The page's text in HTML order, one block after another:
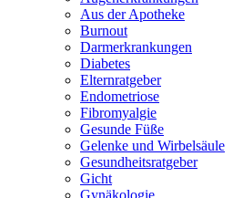
Aus der Apotheke
Burnout
Darmerkrankungen
Diabetes
Elternratgeber
Endometriose
Fibromyalgie
Gesunde Füße
Gelenke und Wirbelsäule
Gesundheitsratgeber
Gicht
Gynäkologie